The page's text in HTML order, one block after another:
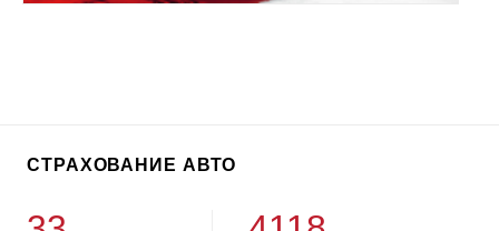
СТРАХОВАНИЕ АВТО